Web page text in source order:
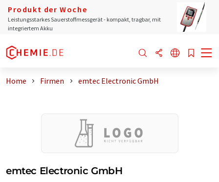
Produkt der Woche
Leistungsstarkes Sauerstoffmessgerät - kompakt, tragbar, mit
integriertem Akku
Home Firmen emtec Electronic GmbH
emtec Electronic GmbH